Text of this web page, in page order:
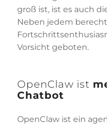
groß ist, ist es auch
Neben jedem
Vorsicht geboten.
OpenClaw ist
Chatbot
OpenClaw ist ein